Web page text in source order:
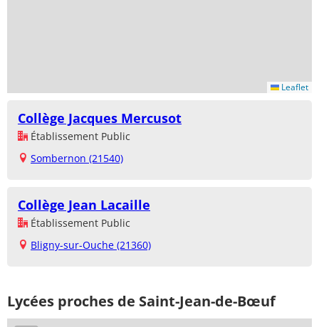
Leaflet
Collège Jacques Mercusot
Établissement Public
Sombernon (21540)
Collège Jean Lacaille
Établissement Public
Bligny-sur-Ouche (21360)
Lycées proches de Saint-Jean-de-Bœuf